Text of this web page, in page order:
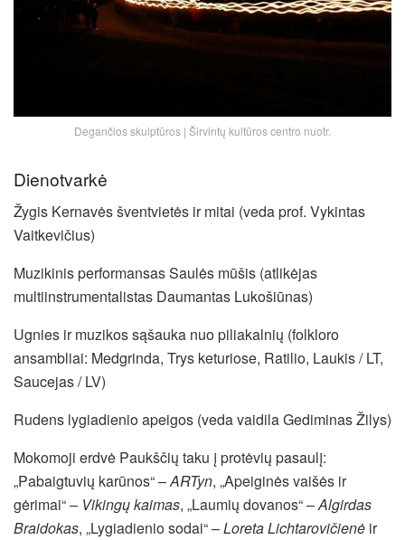
Degančios skulptūros | Širvintų kultūros centro nuotr.
Dienotvarkė
Žygis Kernavės šventvietės ir mitai (veda prof. Vykintas
Vaitkevičius)
Muzikinis performansas Saulės mūšis (atlikėjas
multiinstrumentalistas Daumantas Lukošiūnas)
Ugnies ir muzikos sąšauka nuo piliakalnių (folkloro
ansambliai: Medgrinda, Trys keturiose, Ratilio, Laukis / LT,
Saucejas / LV)
Rudens lygiadienio apeigos (veda vaidila Gediminas Žilys)
Mokomoji erdvė Paukščių taku į protėvių pasaulį:
„Pabaigtuvių karūnos“ –ARTyn, „Apeiginės vaišės ir
gėrimai“ – Vikingų kaimas, „Laumių dovanos“ –Algirdas
Braidokas, „Lygiadienio sodai“ –Loreta Lichtarovičienė ir